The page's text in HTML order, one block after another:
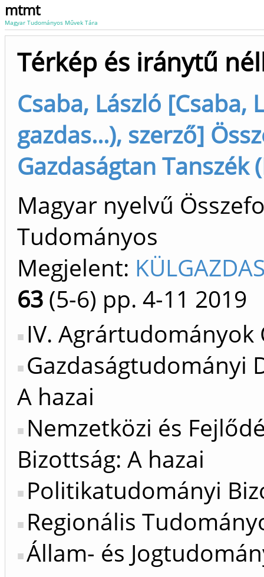
mtmt
Magyar Tudományos Művek Tára
Térkép és iránytű
Csaba, László [Csaba,
gazdas...), szerző]
Gazdaságtan Tanszék
Magyar nyelvű
Tudományos
Megjelent:
63 (5-6) pp. 4-11 2019
IV. Agrártudományok
Gazdaságtudományi
A hazai
Nemzetközi és
Bizottság: A hazai
Politikatudományi
Regionális
Állam- és